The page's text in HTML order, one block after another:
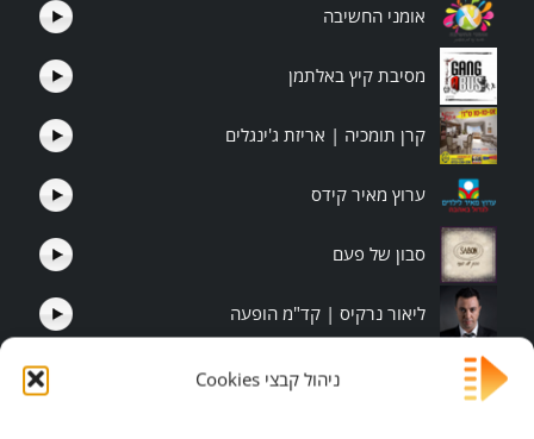
ניהול קבצי Cookies
אומני החשיבה
מסיבת קיץ באלתמן
קרן תומכיה | אריזת ג'ינגלים
ערוץ מאיר קידס
סבון של פעם
ליאור נרקיס | קד"מ הופעה
השטיח המעופף